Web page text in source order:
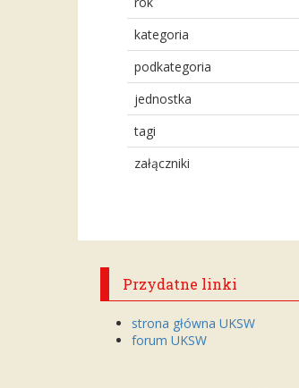
kategoria
podkategoria
jednostka
tagi
załączniki
Przydatne linki
strona główna UKSW
forum UKSW